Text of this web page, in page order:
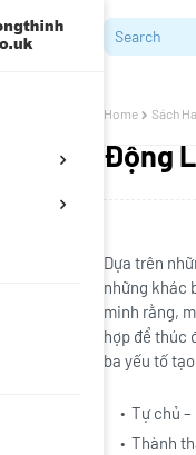
Home Sách
Động
Dựa trên
những khác
minh rằng,
hợp để thúc
ba yếu tố
Tự chủ
Thành